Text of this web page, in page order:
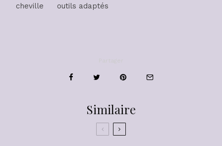
cheville
outils adaptés
Similaire